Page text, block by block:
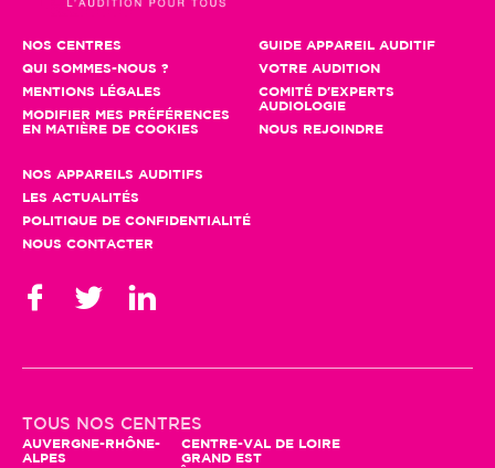
NOS CENTRES
QUI SOMMES-NOUS ?
MENTIONS LÉGALES
MODIFIER MES PRÉFÉRENCES
EN MATIÈRE DE COOKIES
GUIDE APPAREIL AUDITIF
VOTRE AUDITION
COMITÉ D'EXPERTS
AUDIOLOGIE
NOUS REJOINDRE
NOS APPAREILS AUDITIFS
LES ACTUALITÉS
POLITIQUE DE CONFIDENTIALITÉ
NOUS CONTACTER
TOUS NOS CENTRES
AUVERGNE-RHÔNE-
ALPES
CENTRE-VAL DE LOIRE
GRAND EST